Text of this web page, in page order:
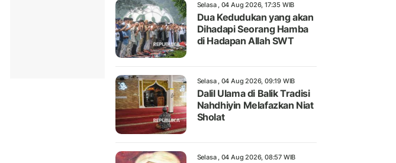
Selasa , 04 Aug 2026, 17:35 WIB
Dua Kedudukan yang akan
Dihadapi Seorang Hamba
di Hadapan Allah SWT
Selasa , 04 Aug 2026, 09:19 WIB
Dalil Ulama di Balik Tradisi
Nahdhiyin Melafazkan Niat
Sholat
Selasa , 04 Aug 2026, 08:57 WIB